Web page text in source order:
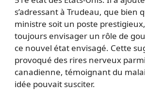
s’adressant à Trudeau, que bien
ministre soit un poste
toujours envisager un rôle de
ce nouvel état envisagé. Cette
provoqué des rires nerveux
canadienne, témoignant du
idée pouvait susciter.